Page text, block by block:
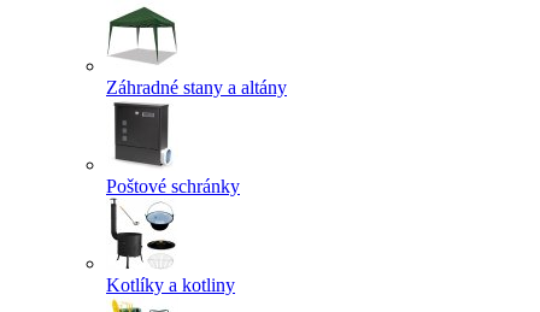
Záhradné stany a altány
Poštové schránky
Kotlíky a kotliny